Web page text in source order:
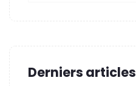
Derniers articles